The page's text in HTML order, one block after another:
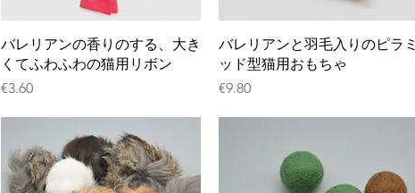
クイックビュー
バレリアンの香りのする、大き
くてふわふわの猫用リボン
価格
€3.60
クイックビュー
バレリアンと羽毛入りのピラミ
ッド型猫用おもちゃ
価格
€9.80